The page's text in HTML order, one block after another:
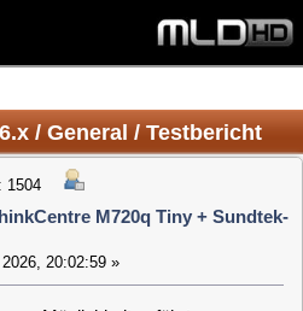
/ Testbericht
Tiny + Sundtek-
M720q Tiny + Sundtek-
»
führt zum